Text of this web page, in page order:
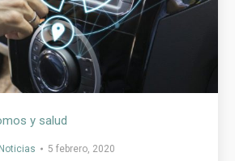
y salud
Noticias 5 febrero, 2020